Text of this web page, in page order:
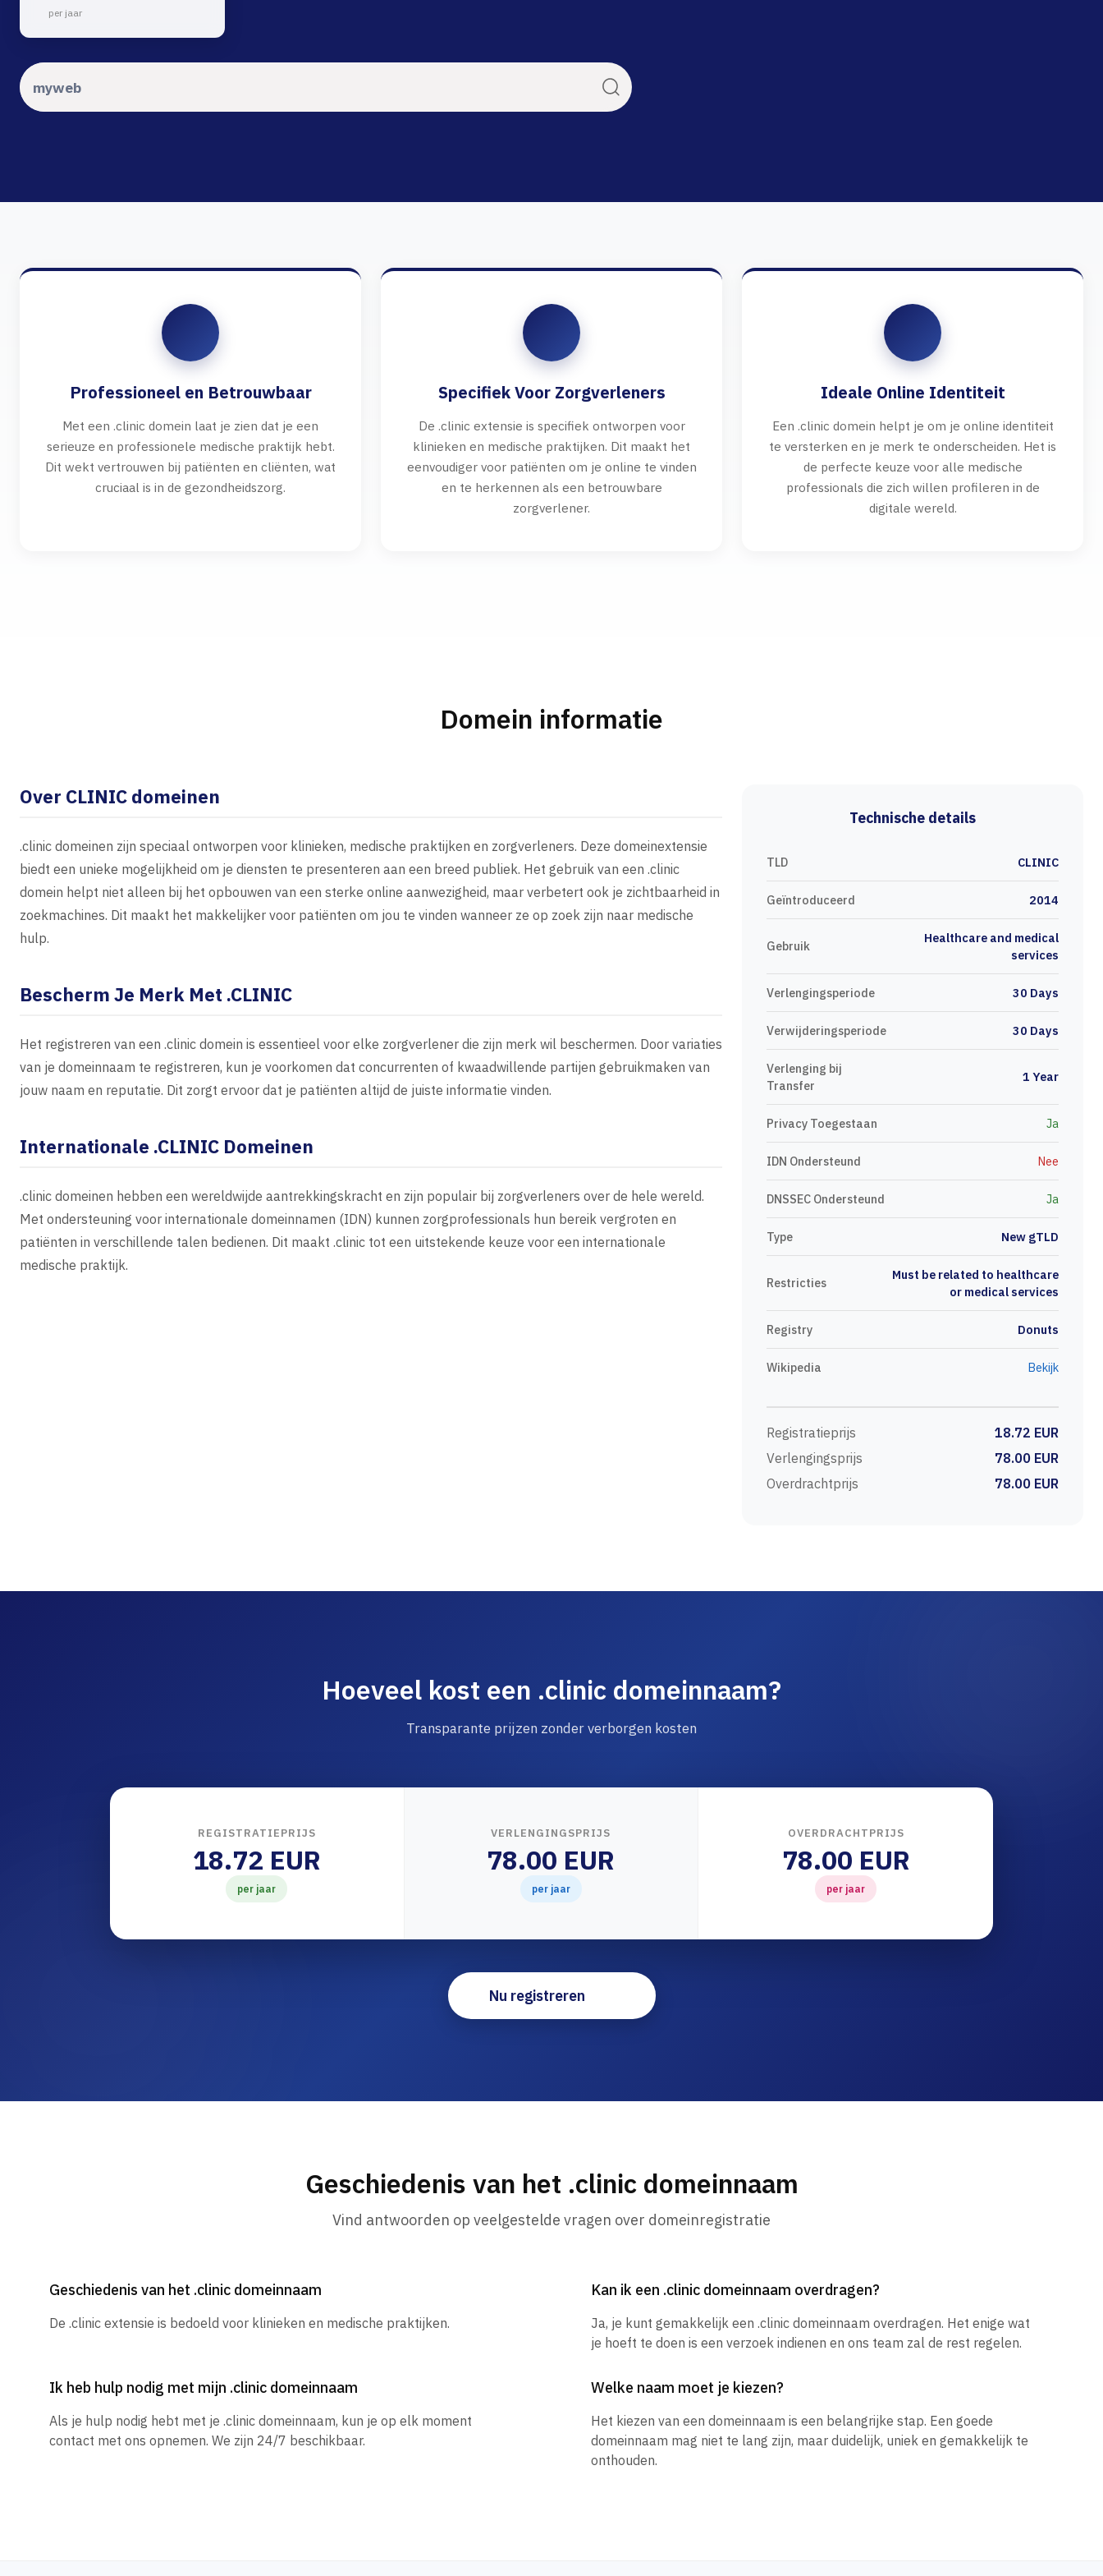
per jaar
Professioneel en Betrouwbaar
Met een .clinic domein laat je zien dat je een
serieuze en professionele medische praktijk hebt.
Dit wekt vertrouwen bij patiënten en cliënten, wat
cruciaal is in de gezondheidszorg.
Specifiek Voor Zorgverleners
De .clinic extensie is specifiek ontworpen voor
klinieken en medische praktijken. Dit maakt het
eenvoudiger voor patiënten om je online te vinden
en te herkennen als een betrouwbare
zorgverlener.
Ideale Online Identiteit
Een .clinic domein helpt je om je online identiteit
te versterken en je merk te onderscheiden. Het is
de perfecte keuze voor alle medische
professionals die zich willen profileren in de
digitale wereld.
Domein informatie
Over CLINIC domeinen
.clinic domeinen zijn speciaal ontworpen voor klinieken, medische praktijken en zorgverleners. Deze domeinextensie
biedt een unieke mogelijkheid om je diensten te presenteren aan een breed publiek. Het gebruik van een .clinic
domein helpt niet alleen bij het opbouwen van een sterke online aanwezigheid, maar verbetert ook je zichtbaarheid in
zoekmachines. Dit maakt het makkelijker voor patiënten om jou te vinden wanneer ze op zoek zijn naar medische
hulp.
Bescherm Je Merk Met .CLINIC
Het registreren van een .clinic domein is essentieel voor elke zorgverlener die zijn merk wil beschermen. Door variaties
van je domeinnaam te registreren, kun je voorkomen dat concurrenten of kwaadwillende partijen gebruikmaken van
jouw naam en reputatie. Dit zorgt ervoor dat je patiënten altijd de juiste informatie vinden.
Internationale .CLINIC Domeinen
.clinic domeinen hebben een wereldwijde aantrekkingskracht en zijn populair bij zorgverleners over de hele wereld.
Met ondersteuning voor internationale domeinnamen (IDN) kunnen zorgprofessionals hun bereik vergroten en
patiënten in verschillende talen bedienen. Dit maakt .clinic tot een uitstekende keuze voor een internationale
medische praktijk.
Technische details
TLD CLINIC
Geïntroduceerd 2014
Gebruik
Healthcare and medical
services
Verlengingsperiode 30 Days
Verwijderingsperiode 30 Days
Verlenging bij
Transfer
1 Year
Privacy Toegestaan Ja
IDN Ondersteund Nee
DNSSEC Ondersteund Ja
Type New gTLD
Restricties
Must be related to healthcare
or medical services
Registry Donuts
Wikipedia Bekijk
Registratieprijs
18.72 EUR
Verlengingsprijs
78.00 EUR
Overdrachtprijs
78.00 EUR
Hoeveel kost een .clinic domeinnaam?
Transparante prijzen zonder verborgen kosten
REGISTRATIEPRIJS
18.72 EUR
per jaar
VERLENGINGSPRIJS
78.00 EUR
per jaar
OVERDRACHTPRIJS
78.00 EUR
per jaar
Nu registreren
Geschiedenis van het .clinic domeinnaam
Vind antwoorden op veelgestelde vragen over domeinregistratie
Geschiedenis van het .clinic domeinnaam
De .clinic extensie is bedoeld voor klinieken en medische praktijken.
Kan ik een .clinic domeinnaam overdragen?
Ja, je kunt gemakkelijk een .clinic domeinnaam overdragen. Het enige wat
je hoeft te doen is een verzoek indienen en ons team zal de rest regelen.
Ik heb hulp nodig met mijn .clinic domeinnaam
Als je hulp nodig hebt met je .clinic domeinnaam, kun je op elk moment
contact met ons opnemen. We zijn 24/7 beschikbaar.
Welke naam moet je kiezen?
Het kiezen van een domeinnaam is een belangrijke stap. Een goede
domeinnaam mag niet te lang zijn, maar duidelijk, uniek en gemakkelijk te
onthouden.